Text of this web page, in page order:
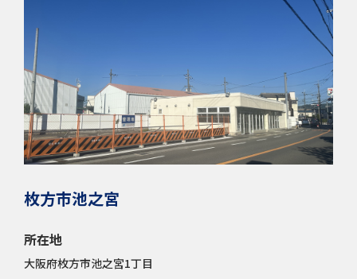
枚方市池之宮
所在地
大阪府枚方市池之宮1丁目